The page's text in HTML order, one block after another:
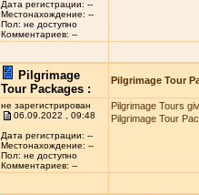
Дата регистрации: --
Местонахождение: --
Пол: не доступно
Комментариев: --
Pilgrimage
Tour Packages :
Pilgrimage Tour
не зарегистрирован
06.09.2022 , 09:48
Дата регистрации: --
Местонахождение: --
Пол: не доступно
Комментариев: --
Pilgrimage Tours
Pilgrimage Tour